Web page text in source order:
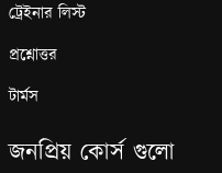
ট্রেইনার লিস্ট
প্রশ্নোত্তর
টার্মস
জনপ্রিয় কোর্স গুলো